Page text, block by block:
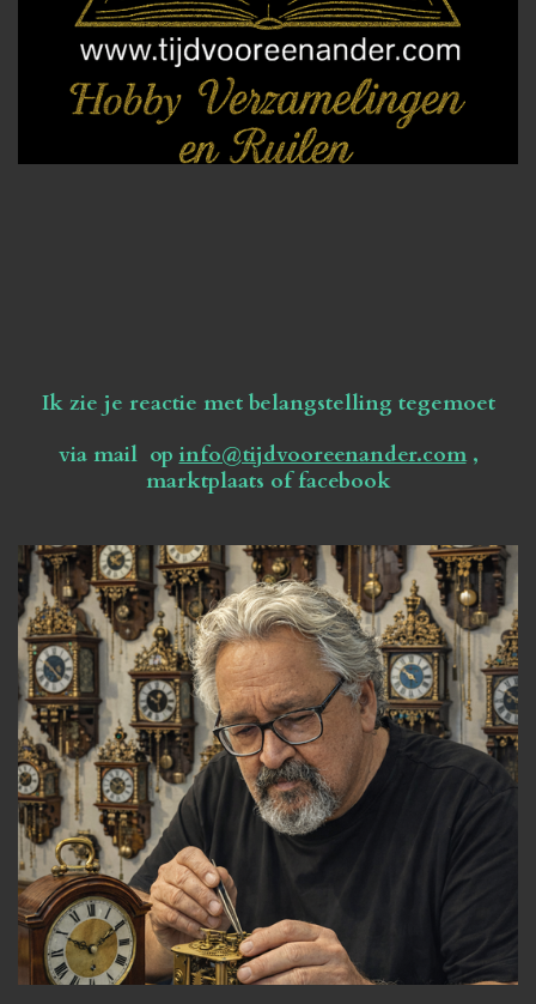
Ik zie je reactie met belangstelling tegemoet
via mail opinfo@tijdvooreenander.com,
marktplaats of facebook